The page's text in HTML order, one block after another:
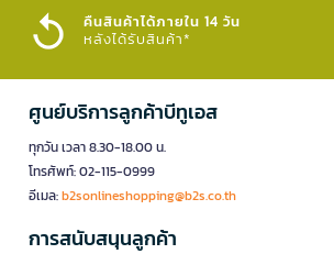
คืนสินค้าได้ภายใน 14 วัน
หลังได้รับสินค้า*
ศูนย์บริการลูกค้าบีทูเอส
ทุกวัน เวลา 8.30-18.00 น.
โทรศัพท์: 02-115-0999
อีเมล:b2sonlineshopping@b2s.co.th
การสนับสนุนลูกค้า